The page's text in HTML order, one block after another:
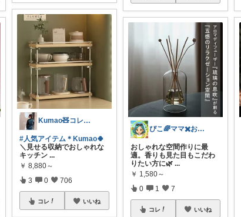
Kumao🧸コレクションみてね✨
#人気アイテム＊Kumao🍀
＼見せる収納でおしゃれな
キッチン ...
￥ 8,880～
3 0 706
コレ いいね
ぴこ🌈ママ✖️お洒落✖️お得
おしゃれな空間作りに最
適。香りも見た目もこだわ
りたい方に🌿...
￥ 1,580～
0 1 7
コレ いいね